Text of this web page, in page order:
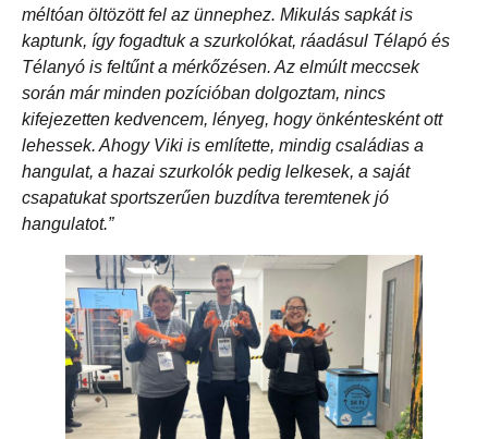
méltóan öltözött fel az ünnephez. Mikulás sapkát is
kaptunk, így fogadtuk a szurkolókat, ráadásul Télapó és
Télanyó is feltűnt a mérkőzésen. Az elmúlt meccsek
során már minden pozícióban dolgoztam, nincs
kifejezetten kedvencem, lényeg, hogy önkéntesként ott
lehessek. Ahogy Viki is említette, mindig családias a
hangulat, a hazai szurkolók pedig lelkesek, a saját
csapatukat sportszerűen buzdítva teremtenek jó
hangulatot.”